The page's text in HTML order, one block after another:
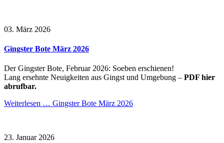
03. März 2026
Gingster Bote März 2026
Der Gingster Bote, Februar 2026: Soeben erschienen!
Lang ersehnte Neuigkeiten aus Gingst und Umgebung – PDF hier
abrufbar.
Weiterlesen … Gingster Bote März 2026
23. Januar 2026